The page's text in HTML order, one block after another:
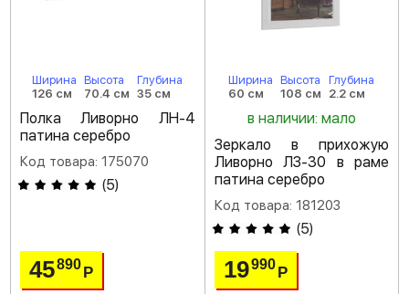
Ширина
126 см
Высота
70.4 см
Глубина
35 см
Полка Ливорно ЛН-4
патина серебро
Код товара: 175070
(5)
45890Р
Ширина
60 см
Высота
108 см
Глубина
2.2 см
в наличии: мало
Зеркало в прихожую
Ливорно ЛЗ-30 в раме
патина серебро
Код товара: 181203
(5)
19990 Р